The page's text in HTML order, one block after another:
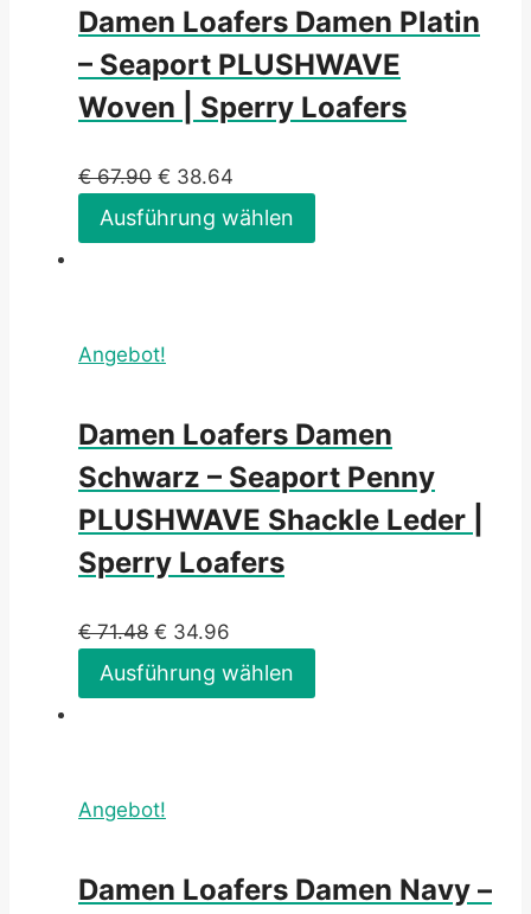
Damen Loafers Damen Platin
– Seaport PLUSHWAVE
Woven | Sperry Loafers
€67.90 € 38.64
Ausführung wählen
Angebot!
Damen Loafers Damen
Schwarz – Seaport Penny
PLUSHWAVE Shackle Leder |
Sperry Loafers
€71.48 € 34.96
Ausführung wählen
Angebot!
Damen Loafers Damen Navy –